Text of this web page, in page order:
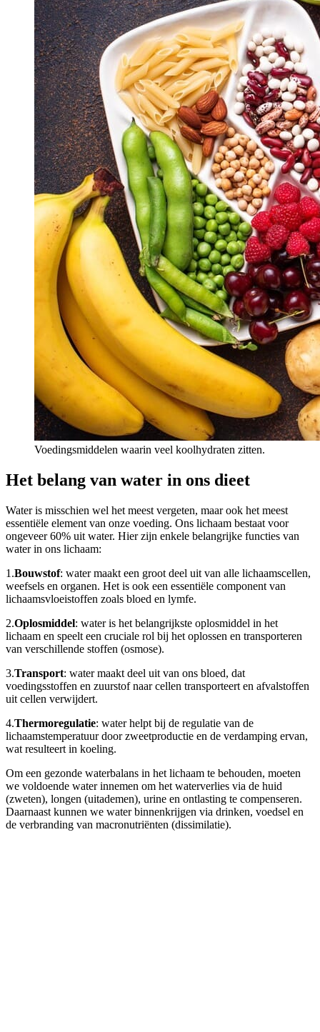
Voedingsmiddelen waarin veel koolhydraten zitten.
Het belang van water in ons dieet
Water is misschien wel het meest vergeten, maar ook het meest
essentiële element van onze voeding. Ons lichaam bestaat voor
ongeveer 60% uit water. Hier zijn enkele belangrijke functies van
water in ons lichaam:
1.Bouwstof: water maakt een groot deel uit van alle lichaamscellen,
weefsels en organen. Het is ook een essentiële component van
lichaamsvloeistoffen zoals bloed en lymfe.
2.Oplosmiddel: water is het belangrijkste oplosmiddel in het
lichaam en speelt een cruciale rol bij het oplossen en transporteren
van verschillende stoffen (osmose).
3.Transport: water maakt deel uit van ons bloed, dat
voedingsstoffen en zuurstof naar cellen transporteert en afvalstoffen
uit cellen verwijdert.
4.Thermoregulatie: water helpt bij de regulatie van de
lichaamstemperatuur door zweetproductie en de verdamping ervan,
wat resulteert in koeling.
Om een gezonde waterbalans in het lichaam te behouden, moeten
we voldoende water innemen om het waterverlies via de huid
(zweten), longen (uitademen), urine en ontlasting te compenseren.
Daarnaast kunnen we water binnenkrijgen via drinken, voedsel en
de verbranding van macronutriënten (dissimilatie).